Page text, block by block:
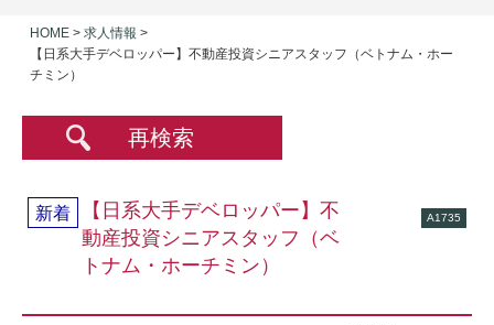
HOME > 求人情報 >
【日系大手デベロッパー】不動産投資シニアスタッフ（ベトナム・ホー
チミン）
再検索
新着
【日系大手デベロッパー】不
動産投資シニアスタッフ（ベ
トナム・ホーチミン）
A1735